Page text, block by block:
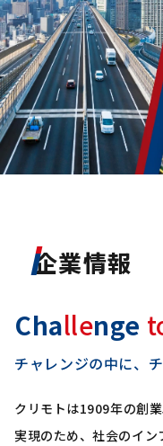
企業情報
Challenge
チャレンジの中に、
クリモトは1909年の創
実現のため、社会のイン